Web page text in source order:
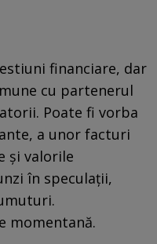
financiare, dar
cu partenerul
Poate fi vorba
a unor facturi
și valorile
în speculații,
momentană.